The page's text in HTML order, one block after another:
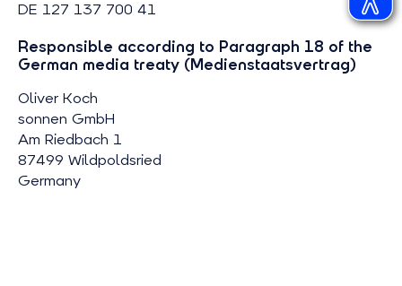
DE 127 137 700 41
Responsible according to Paragraph 18 of the
German media treaty (Medienstaatsvertrag)
Oliver Koch
sonnen GmbH
Am Riedbach 1
87499 Wildpoldsried
Germany